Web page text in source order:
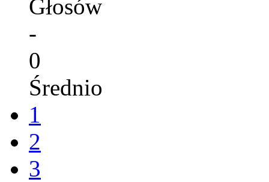
Głosów
-
0
Średnio
1
2
3